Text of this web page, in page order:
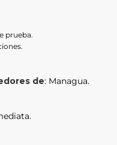
prueba.
de: Managua.